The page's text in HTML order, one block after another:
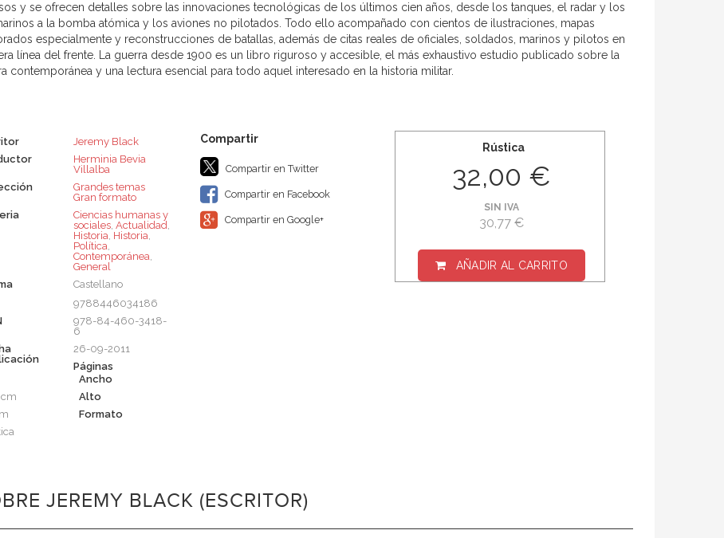
y se ofrecen detalles sobre las innovaciones tecnológicas de los últimos cien años, desde los tanques, el radar y los
a la bomba atómica y los aviones no pilotados. Todo ello acompañado con cientos de ilustraciones, mapas
especialmente y reconstrucciones de batallas, además de citas reales de oficiales, soldados, marinos y pilotos en
línea del frente. La guerra desde 1900 es un libro riguroso y accesible, el más exhaustivo estudio publicado sobre la
contemporánea y una lectura esencial para todo aquel interesado en la historia militar.
Jeremy Black
Herminia Bevia
Villalba
Grandes temas 
Gran formato
Ciencias humanas y
sociales, Actualidad,
Historia, Historia,
Política,
Contemporánea,
General
Castellano
9788446034186
978-84-460-3418-
6
26-09-2011
Páginas
Ancho
cm
Alto
Formato
Compartir en Twitter
Compartir en Facebook
Compartir en Google+
Rústica
32,00 €
SIN IVA
30,77 €
AÑADIR AL CARRITO
JEREMY BLACK (ESCRITOR)